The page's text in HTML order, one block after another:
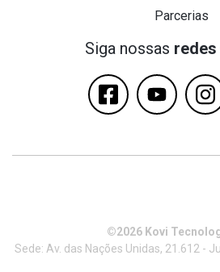
Parcerias
Siga nossas
©2026 Kovi
Sede: Av. das Nações Unidas, 21.612 -